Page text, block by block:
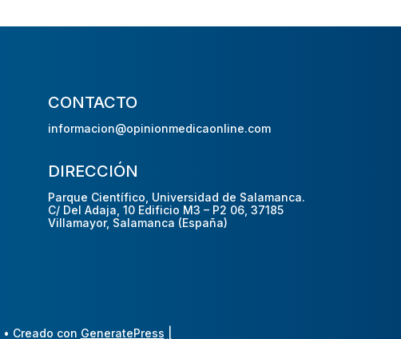
CONTACTO
informacion@opinionmedicaonline.com
DIRECCIÓN
Parque Científico, Universidad de Salamanca.
C/ Del Adaja, 10 Edificio M3 – P2 06, 37185
Villamayor, Salamanca (España)
• Creado con GeneratePress